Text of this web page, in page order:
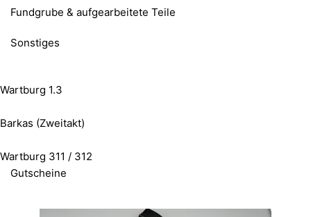
Fundgrube & aufgearbeitete Teile
Sonstiges
Wartburg 1.3
Barkas (Zweitakt)
Wartburg 311 / 312
Gutscheine